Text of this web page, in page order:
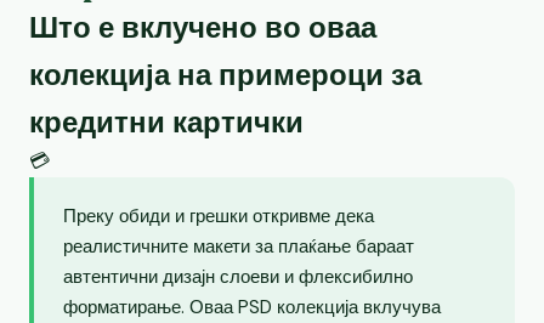
Што е вклучено во оваа
колекција на примероци за
кредитни картички
💳
Преку обиди и грешки откривме дека
реалистичните макети за плаќање бараат
автентични дизајн слоеви и флексибилно
форматирање. Оваа PSD колекција вклучува